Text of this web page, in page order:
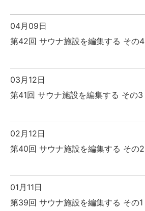
04月09日
第42回 サウナ施設を編集する その4
03月12日
第41回 サウナ施設を編集する その3
02月12日
第40回 サウナ施設を編集する その2
01月11日
第39回 サウナ施設を編集する その1